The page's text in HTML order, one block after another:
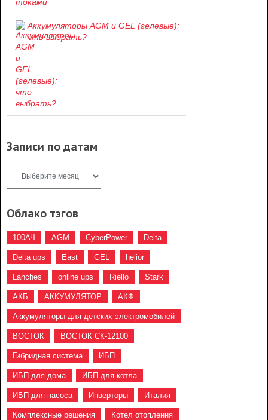
Аккумуляторы AGM и GEL (гелевые):
что выбрать?
Записи по датам
Облако тэгов
100АЧ AGM CyberPower Delta
Delta ups East GEL helior
Lanches online ups Riello Stark
АКБ АККУМУЛЯТОР АКФ
Аккумуляторы для детских электромобилей
ВОСТОК ВОСТОК СК-12100
Гибридная система ИБП
ИБП для дома ИБП для котла
ИБП для насоса Инверторы Италия
Комплексные решения Котел отопления